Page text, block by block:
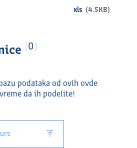
xls (4.5KB)
0
podataka od ovih ovde
da ih podelite!